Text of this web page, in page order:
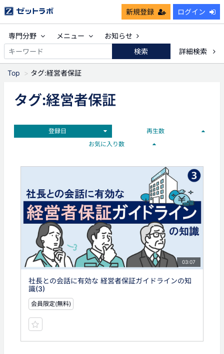
新規登録 ログイン
専門分野 メニュー
お知らせ
検索
詳細検索
Top タグ:経営者保証
タグ:経営者保証
登録日
再生数
お気に入り数
03:07
社長との会話に有効な 経営者保証ガイドラインの知
識(3)
会員限定(無料)